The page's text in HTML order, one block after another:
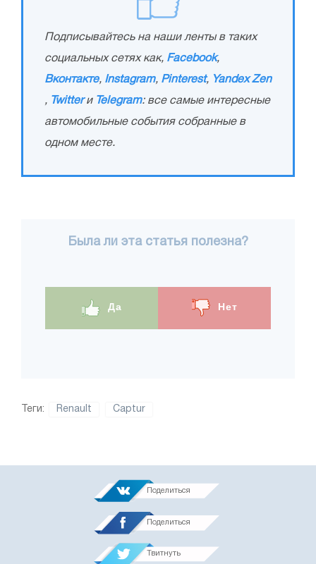
Подписывайтесь на наши ленты в таких
социальных сетях как, Facebook,
Вконтакте, Instagram, Pinterest, Yandex Zen
, Twitterи Telegram: все самые интересные
автомобильные события собранные в
одном месте.
Была ли эта статья полезна?
Да Нет
Теги: Renault Captur
Поделиться
Поделиться
Твитнуть